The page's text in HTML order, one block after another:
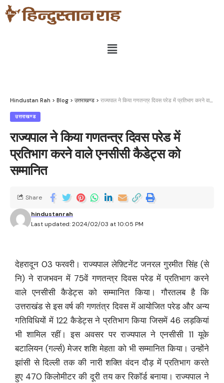
Hindustan Rah > Blog > उत्तराखण्ड > राज्यपाल ने किया गणतन्त्र दिवस परेड में प्रतिभाग करने वाले एनसीसी कैडेट्स को सम्मानित
उत्तराखण्ड
राज्यपाल ने किया गणतन्त्र दिवस परेड में
प्रतिभाग करने वाले एनसीसी कैडेट्स को
सम्मानित
Last updated: 2024/02/03 at 10:05 PM
hindustanrah
Share
देहरादून 03 फरवरी। राज्यपाल लेफ़्टिनेंट जनरल गुरमीत सिंह (से
नि) ने राजभवन में 75वें गणतन्त्र दिवस परेड में प्रतिभाग करने
वाले एनसीसी कैडेट्स को सम्मानित किया। गौरतलब है कि
उत्तराखंड से इस वर्ष की गणतंत्र दिवस में आयोजित परेड और अन्य
गतिविधियों में 122 कैडेट्स ने प्रतिभाग किया जिसमें 46 लड़कियां
भी शामिल रहीं। इस अवसर पर राज्यपाल ने एनसीसी 11 यूके
बटालियन (गर्ल्स) मेजर शशि मेहता को भी सम्मानित किया। उन्होंने
झांसी से दिल्ली तक की नारी शक्ति वंदन दौड़ में प्रतिभाग करते
हुए 470 किलोमीटर की दूरी तय कर रिकॉर्ड बनाया। राज्यपाल ने